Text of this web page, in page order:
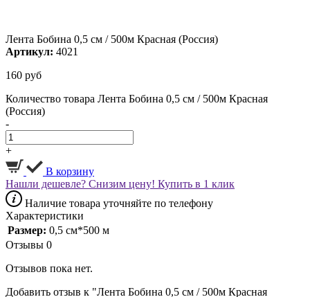
Лента Бобина 0,5 см / 500м Красная (Россия)
Артикул: 4021
160 руб
Количество товара Лента Бобина 0,5 см / 500м Красная
(Россия)
-
+
В корзину
Нашли дешевле? Снизим цену! Купить в 1 клик
Наличие товара уточняйте по телефону
Характеристики
Размер: 0,5 см*500 м
Отзывы 0
Отзывов пока нет.
Добавить отзыв к "Лента Бобина 0,5 см / 500м Красная